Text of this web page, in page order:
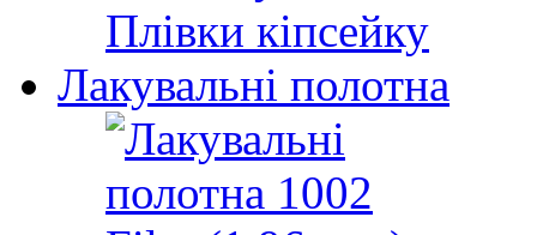
Плівки кіпсейку
Лакувальні полотна